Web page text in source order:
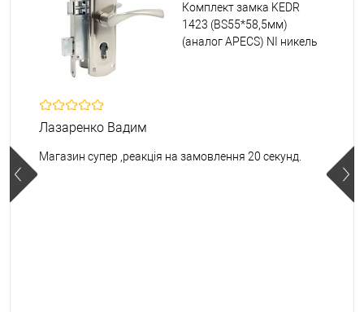
Комплект замка KEDR
1423 (BS55*58,5мм)
(аналог APECS) NI никель
Лазаренко Вадим
Магазин супер ,реакція на замовлення 20 секунд.